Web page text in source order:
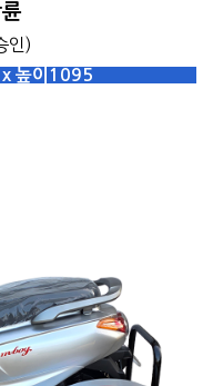
인)
높이1095